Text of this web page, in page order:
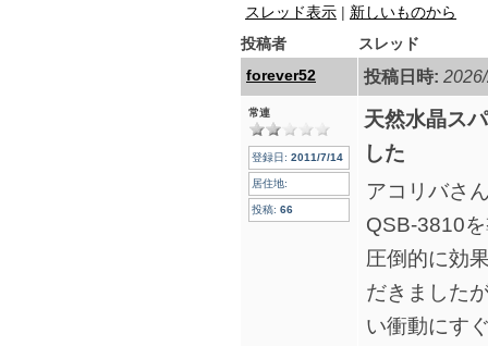
スレッド表示 | 新しいものから
投稿者
スレッド
forever52
投稿日時:
常連
登録日: 2011/7/14
居住地:
投稿: 66
天然水晶ス
した
アコリバさ
QSB-3810
圧倒的に効
だきました
い衝動にす